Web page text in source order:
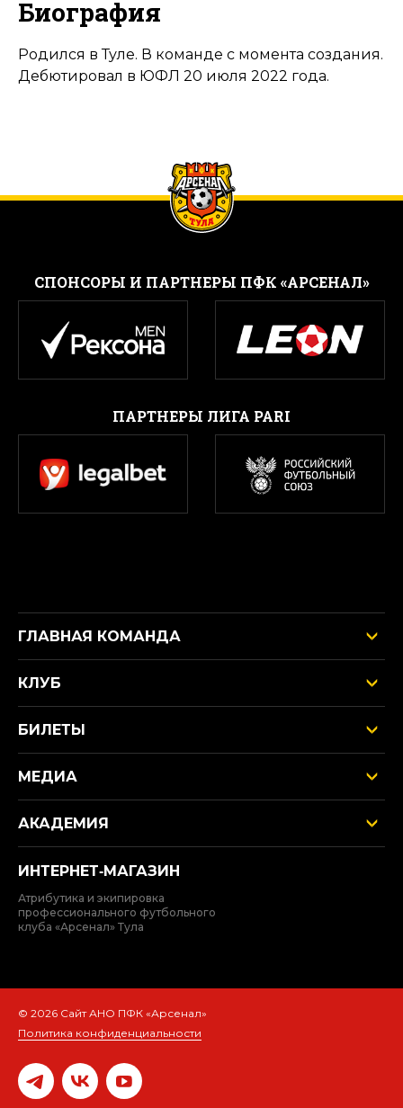
Биография
Родился в Туле. В команде с момента создания.
Дебютировал в ЮФЛ 20 июля 2022 года.
CПОНСОРЫ И ПАРТНЕРЫ ПФК «АРСЕНАЛ»
ПАРТНЕРЫ ЛИГА PARI
ГЛАВНАЯ КОМАНДА
КЛУБ
БИЛЕТЫ
МЕДИА
АКАДЕМИЯ
ИНТЕРНЕТ‑МАГАЗИН
Атрибутика и экипировка
профессионального футбольного
клуба «Арсенал» Тула
© 2026 Сайт АНО ПФК «Арсенал»
Политика конфиденциальности